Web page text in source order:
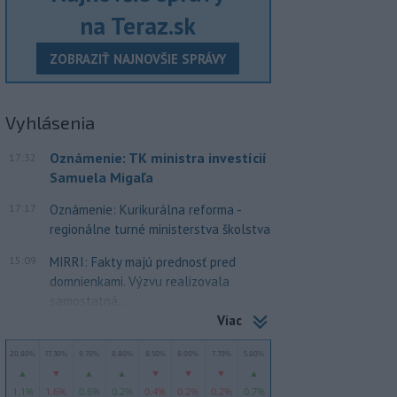
na Teraz.sk
ZOBRAZIŤ NAJNOVŠIE SPRÁVY
Vyhlásenia
17:32
Oznámenie: TK ministra investícií
Samuela Migaľa
17:17
Oznámenie: Kurikurálna reforma -
regionálne turné ministerstva školstva
15:09
MIRRI: Fakty majú prednosť pred
domnienkami. Výzvu realizovala
samostatná...
Viac